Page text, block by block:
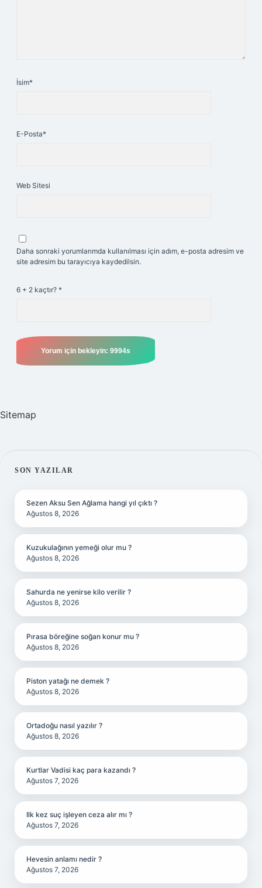
İsim*
E-Posta*
Web Sitesi
Daha sonraki yorumlarımda kullanılması için adım, e-posta adresim ve
site adresim bu tarayıcıya kaydedilsin.
6 + 2 kaçtır? *
Sitemap
SIDEBAR
SON YAZILAR
Sezen Aksu Sen Ağlama hangi yıl çıktı ?
Ağustos 8, 2026
Kuzukulağının yemeği olur mu ?
Ağustos 8, 2026
Sahurda ne yenirse kilo verilir ?
Ağustos 8, 2026
Pırasa böreğine soğan konur mu ?
Ağustos 8, 2026
Piston yatağı ne demek ?
Ağustos 8, 2026
Ortadoğu nasıl yazılır ?
Ağustos 8, 2026
Kurtlar Vadisi kaç para kazandı ?
Ağustos 7, 2026
Ilk kez suç işleyen ceza alır mı ?
Ağustos 7, 2026
Hevesin anlamı nedir ?
Ağustos 7, 2026